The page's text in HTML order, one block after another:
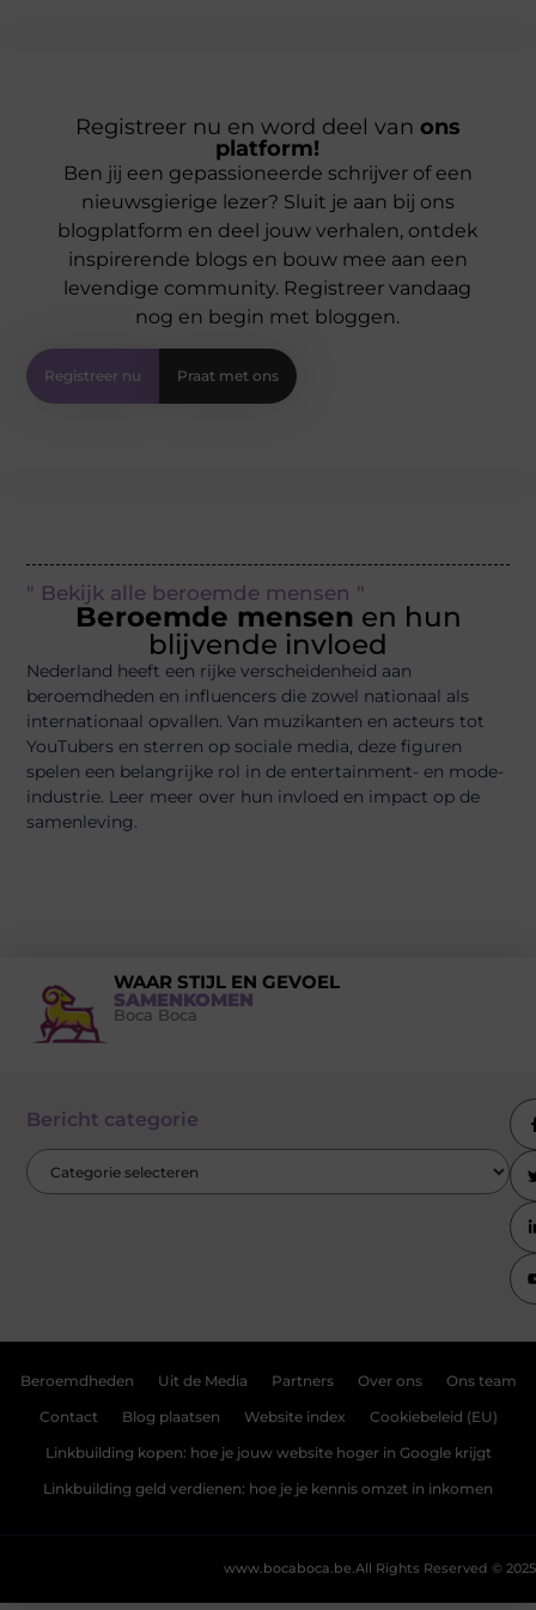
Registreer nu en word deel van ons
platform!
Ben jij een gepassioneerde schrijver of een
nieuwsgierige lezer? Sluit je aan bij ons
blogplatform en deel jouw verhalen, ontdek
inspirerende blogs en bouw mee aan een
levendige community. Registreer vandaag
nog en begin met bloggen.
Registreer nu Praat met ons
" Bekijk alle beroemde mensen "
Beroemde mensen en hun
blijvende invloed
Nederland heeft een rijke verscheidenheid aan
beroemdheden en influencers die zowel nationaal als
internationaal opvallen. Van muzikanten en acteurs tot
YouTubers en sterren op sociale media, deze figuren
spelen een belangrijke rol in de entertainment- en mode-
industrie. Leer meer over hun invloed en impact op de
samenleving.
WAAR STIJL EN GEVOEL
SAMENKOMEN
Boca Boca
Bericht categorie
Beroemdheden Uit de Media Partners Over ons Ons team
Contact Blog plaatsen Website index Cookiebeleid (EU)
Linkbuilding kopen: hoe je jouw website hoger in Google krijgt
Linkbuilding geld verdienen: hoe je je kennis omzet in inkomen
All Rights Reserved © 2025
www.bocaboca.be.